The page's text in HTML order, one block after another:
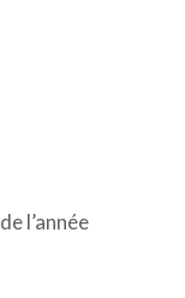
l’année